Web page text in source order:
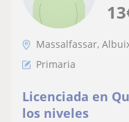
13
Massalfassar,
Primaria
Licenciada en
los niveles